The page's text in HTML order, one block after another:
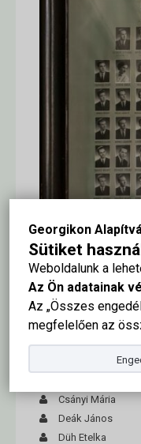
Georgikon
Sütiket
Weboldalunk a
Az Ön adatainak
Az „Összes
megfelelően az
A tabló nagy
Berki Mihály
Bogdán Mária
Csányi Mária
Deák János
Düh Etelka